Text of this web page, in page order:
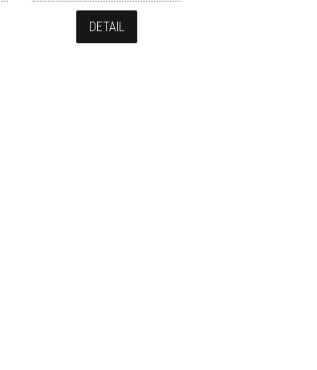
DETAIL